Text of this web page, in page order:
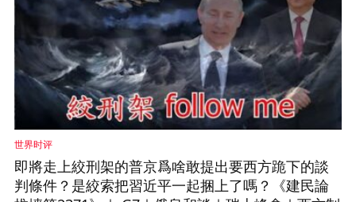
世界时评
即將走上絞刑架的普京爲啥敢提出要西方跪下的談
判條件？是絞索把習近平一起捆上了嗎？《建民論